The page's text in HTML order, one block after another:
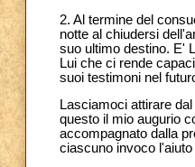
2. Al termine del
notte al chiudersi
suo ultimo destino. E'
Lui che ci rende
suoi testimoni nel
Lasciamoci attirare
questo il mio augurio
accompagnato dalla
ciascuno invoco